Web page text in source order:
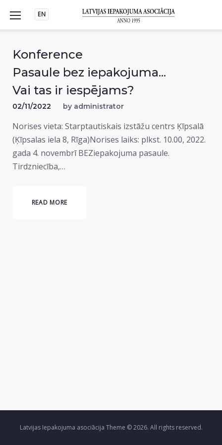
content
EN
Konference
Pasaule bez iepakojuma...
Vai tas ir iespējams?
02/11/2022 by administrator
Norises vieta: Starptautiskais izstāžu centrs Ķīpsalā
(Ķīpsalas iela 8, Rīga)Norises laiks: plkst. 10.00, 2022.
gada 4. novembrī BEZiepakojuma pasaule.
Tirdzniecība,…
READ MORE
Latvijas Iepakojuma asociācija Theme © 2026. All rights reserved.